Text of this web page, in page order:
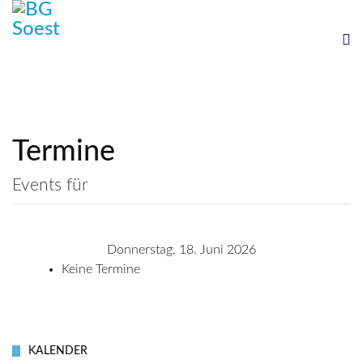
Termine
Events für
Donnerstag, 18. Juni 2026
Keine Termine
KALENDER